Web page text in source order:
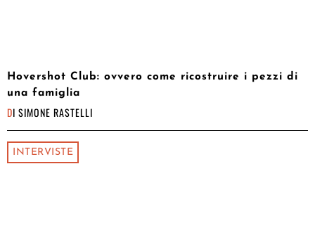
Hovershot Club: ovvero come ricostruire i pezzi di
una famiglia
DI SIMONE RASTELLI
INTERVISTE